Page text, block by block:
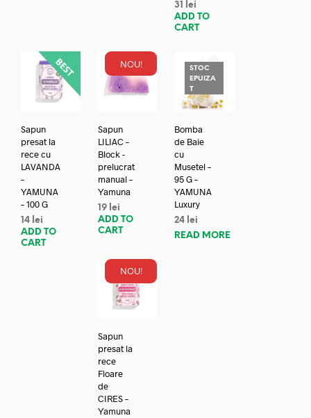
31
lei
ADD TO
CART
Sapun
presat la
rece cu
LAVANDA
–
YAMUNA
– 100 G
14 lei
ADD TO
CART
NOU!
Sapun
LILIAC –
Block -
prelucrat
manual –
Yamuna
19 lei
ADD TO
CART
STOC
EPUIZA
T
Bomba
de Baie
cu
Musetel –
95 G –
YAMUNA
Luxury
24 lei
READ MORE
NOU!
Sapun
presat la
rece
Floare
de
CIRES –
Yamuna